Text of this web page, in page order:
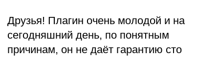
Друзья! Плагин очень молодой и на
сегодняшний день, по понятным
причинам, он не даёт гарантию сто